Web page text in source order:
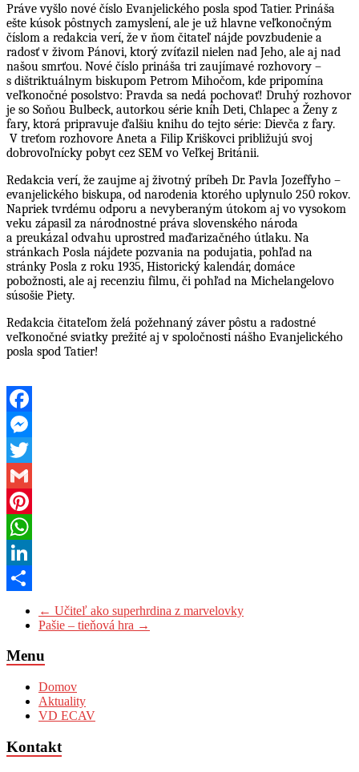
Práve vyšlo nové číslo Evanjelického posla spod Tatier. Prináša
ešte kúsok pôstnych zamyslení, ale je už hlavne veľkonočným
číslom a redakcia verí, že v ňom čitateľ nájde povzbudenie a
radosť v živom Pánovi, ktorý zvíťazil nielen nad Jeho, ale aj nad
našou smrťou. Nové číslo prináša tri zaujímavé rozhovory –
s dištriktuálnym biskupom Petrom Mihočom, kde pripomína
veľkonočné posolstvo: Pravda sa nedá pochovať! Druhý rozhovor
je so Soňou Bulbeck, autorkou série kníh Deti, Chlapec a Ženy z
fary, ktorá pripravuje ďalšiu knihu do tejto série: Dievča z fary.
V treťom rozhovore Aneta a Filip Kriškovci približujú svoj
dobrovoľnícky pobyt cez SEM vo Veľkej Británii.
Redakcia verí, že zaujme aj životný príbeh Dr. Pavla Jozeffyho –
evanjelického biskupa, od narodenia ktorého uplynulo 250 rokov.
Napriek tvrdému odporu a nevyberaným útokom aj vo vysokom
veku zápasil za národnostné práva slovenského národa
a preukázal odvahu uprostred maďarizačného útlaku. Na
stránkach Posla nájdete pozvania na podujatia, pohľad na
stránky Posla z roku 1935, Historický kalendár, domáce
pobožnosti, ale aj recenziu filmu, či pohľad na Michelangelovo
súsošie Piety.
Redakcia čitateľom želá požehnaný záver pôstu a radostné
veľkonočné sviatky prežité aj v spoločnosti nášho Evanjelického
posla spod Tatier!
Facebook
Messenger
Twitter
Gmail
Pinterest
WhatsApp
LinkedIn
← Učiteľ ako superhrdina z marvelovky
Pašie – tieňová hra →
Menu
Domov
Aktuality
VD ECAV
Kontakt